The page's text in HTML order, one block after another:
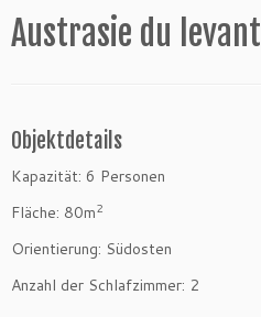
Austrasie du levant
Objektdetails
Kapazität: 6 Personen
Fläche: 80m2
Orientierung: Südosten
Anzahl der Schlafzimmer: 2